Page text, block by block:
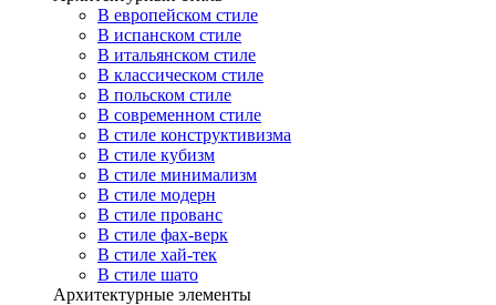
В европейском стиле
В испанском стиле
В итальянском стиле
В классическом стиле
В польском стиле
В современном стиле
В стиле конструктивизма
В стиле кубизм
В стиле минимализм
В стиле модерн
В стиле прованс
В стиле фах-верк
В стиле хай-тек
В стиле шато
Архитектурные элементы